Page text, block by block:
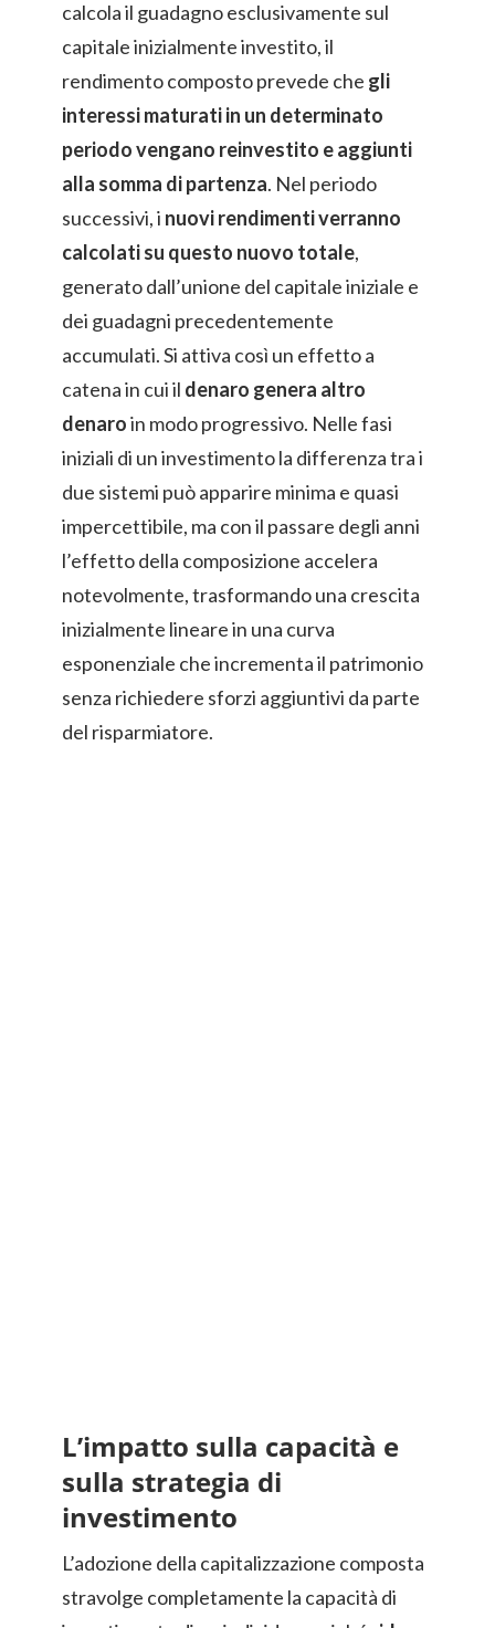
calcola il guadagno esclusivamente sul
capitale inizialmente investito, il
rendimento composto prevede che gli
interessi maturati in un determinato
periodo vengano reinvestito e aggiunti
alla somma di partenza. Nel periodo
successivi, i nuovi rendimenti verranno
calcolati su questo nuovo totale,
generato dall’unione del capitale iniziale e
dei guadagni precedentemente
accumulati. Si attiva così un effetto a
catena in cui il denaro genera altro
denaroin modo progressivo. Nelle fasi
iniziali di un investimento la differenza tra i
due sistemi può apparire minima e quasi
impercettibile, ma con il passare degli anni
l’effetto della composizione accelera
notevolmente, trasformando una crescita
inizialmente lineare in una curva
esponenziale che incrementa il patrimonio
senza richiedere sforzi aggiuntivi da parte
del risparmiatore.
L’impatto sulla capacità e
sulla strategia di
investimento
L’adozione della capitalizzazione composta
stravolge completamente la capacità di